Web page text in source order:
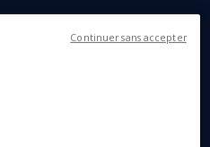
DeeperVision à son
Continuer sans accepter